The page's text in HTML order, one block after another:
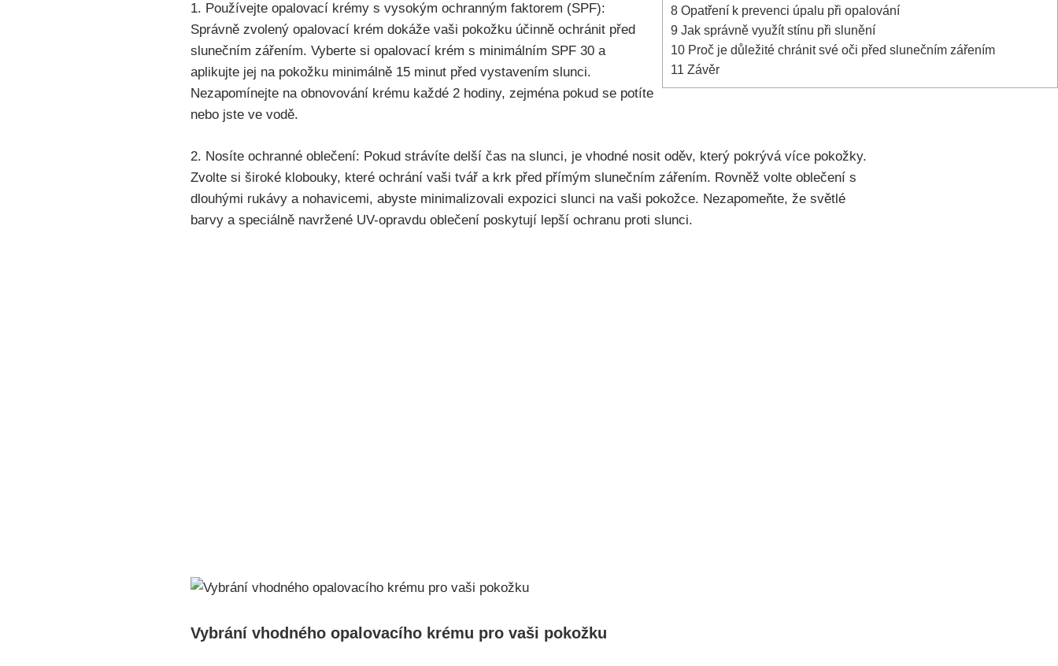
8 Opatření k prevenci úpalu ⁤při⁣ opalování
9 Jak správně využít stínu ​při slunění
10 Proč je​ důležité chránit své oči ‍před slunečním zářením
11 Závěr
1.​ Používejte ‍opalovací krémy s vysokým ochranným faktorem (SPF):
Správně zvolený‍ opalovací krém dokáže vaši pokožku účinně⁣ ochránit před
slunečním zářením. Vyberte‍ si ⁣opalovací krém s minimálním SPF 30 a
aplikujte jej na pokožku⁤ minimálně 15​ minut před‌ vystavením slunci.
Nezapomínejte na obnovování krému každé ‍2 hodiny,​ zejména pokud se potíte‍
nebo jste ve⁢ vodě.
2. Nosíte ochranné oblečení: Pokud ⁤strávíte delší čas‌ na slunci, je‌ vhodné nosit⁢ oděv, ⁣který ‌pokrývá více⁢ pokožky.⁣
Zvolte ​si široké klobouky, které ⁤ochrání vaši ⁣tvář a krk před přímým slunečním zářením. Rovněž volte oblečení s
dlouhými​ rukávy ‌a nohavicemi, abyste minimalizovali expozici‍ slunci na⁤ vaši ​pokožce. Nezapomeňte, že světlé​
barvy a speciálně⁤ navržené UV-opravdu ⁢oblečení poskytují lepší ochranu proti slunci.
Vybrání ‍vhodného ‍opalovacího krému pro vaši pokožku